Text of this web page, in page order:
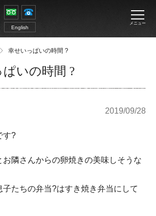
English
メニュー
幸せいっぱいの時間 ?
いの時間 ?
2019/09/28
す?
お隣さんからの卵焼きの美味しそうな
子たちの弁当?はすき焼き弁当にして